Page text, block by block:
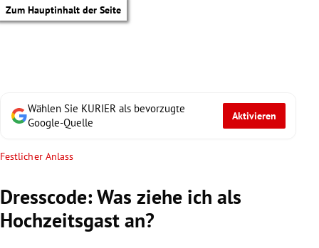
Zum Hauptinhalt der Seite
Wählen Sie KURIER als bevorzugte
Google-Quelle
Aktivieren
Festlicher Anlass
Dresscode: Was ziehe ich als
Hochzeitsgast an?